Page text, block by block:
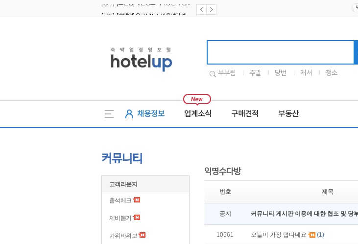
부부팀 주말 당번 캐셔 청소
채용정보 업계소식 구매견적 부동산
커뮤니티
고객라운지
출석체크
제비뽑기
가위바위보
익명수다방
번호 제목
공지 커뮤니티 게시판 이용에 대한 협조 및 당
10561 오늘이 가장 덥다네요 (1)